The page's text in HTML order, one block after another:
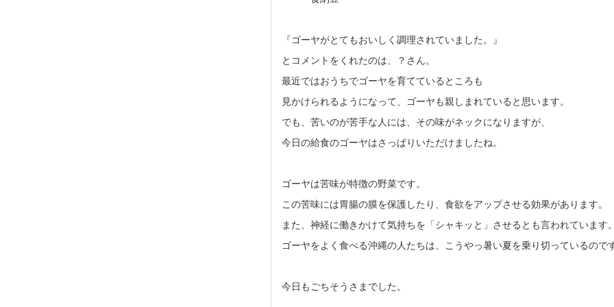
『ゴーヤがとてもおいしく調理されていました。』
とコメントをくれたのは、？さん。
最近ではおうちでゴーヤを育てているところも
見かけられるようになって、ゴーヤも親しまれていると思います。
でも、苦いのが苦手な人には、その味がネックになりますが、
今日の給食のゴーヤはさっぱりいただけましたね。
ゴーヤは苦味が特徴の野菜です。
この苦味には胃腸の膜を保護したり、食欲をアップさせる効果があります。
また、神経に働きかけて気持ちを「シャキッと」させるとも言われています
ゴーヤをよく食べる沖縄の人たちは、こうやっ暑い夏を乗り切っているので
今日もごちそうさまでした。